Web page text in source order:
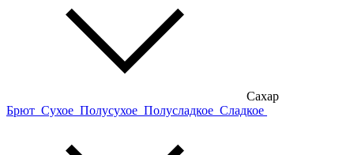
Сахар
Брют Сухое Полусухое Полусладкое Сладкое